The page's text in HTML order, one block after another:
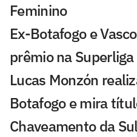
Feminino
Ex-Botafogo e
prêmio na
Lucas Monzón
Botafogo e mira
Chaveamento da